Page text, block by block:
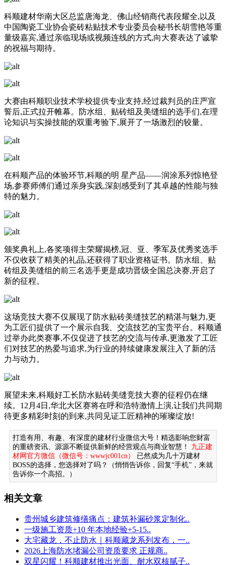
科顺建材华南大区总监唐海龙、佛山经销商代表段耀全,以及
中国陶瓷工业协会瓷砖粘贴技术专业委员会秘书长胡雪艳等重
量级嘉宾,通过亲临现场或视频连线的方式,向大赛表达了诚挚
的祝福与期待。
大赛由科顺职业技术学校提供专业支持,经过裁判员的庄严宣
誓后,正式拉开帷幕。防水组、贴砖组及美缝组的选手们,在理
论知识与实操技能的双重考验下,展开了一场激烈的较量。
在科顺产品的体验环节,科顺的明 星产品——润涂系列惊艳登
场,参赛师傅们通过亲身实践,深刻感受到了其卓越的性能与独
特的魅力。
颁奖典礼上,各奖项得主荣耀揭榜,冠、亚、季军及优秀奖选手
不仅收获了精美的礼品,还获得了职业资格证书。防水组、贴
砖组及美缝组的前三名选手更是成功晋级全国总决赛,开启了
新的征程。
这场竞技大赛不仅展现了防水贴砖美缝技艺的精湛与魅力,更
为工匠们提供了一个展示自我、交流技艺的宝贵平台。科顺通
过举办此类赛事,不仅促进了技艺的交流与传承,更激发了工匠
们对技艺的热爱与追求,为行业的持续健康发展注入了新的活
力与动力。
展望未来,科顺好工长防水贴砖美缝竞技大赛的征程仍在继
续。12月4日,华北大区赛将在呼和浩特激情上演,让我们共同期
待更多精彩时刻的到来,共同见证工匠精神的璀璨绽放!
打造有用、有趣、有深度的建材行业微信大号！精选影响您财富
的重磅资讯、源源不断提供新鲜的经营观点与商业智慧！ 九正建
材网官方微信（微信号：wwwjc001cn）
已然成为几十万建材
BOSS的选择，您选择对了吗？（悄悄告诉你，回复“手机”，来就
告诉你一个高招。）
相关文章
贵州城乡建筑修缮痛点：建筑补漏砂浆定制化..
一级施工资质+10 年本地经验+5-15..
大宅藏龙，不止防水｜科顺藏龙系列发布，一..
2026上海防水堵漏公司资质要求 正规商..
双星闪耀！科顺建材推出光面、耐水双核腻子..